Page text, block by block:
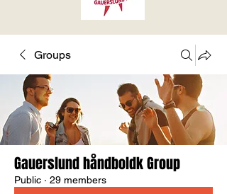
Groups
Gauerslund håndboldk Group
Public · 29 members